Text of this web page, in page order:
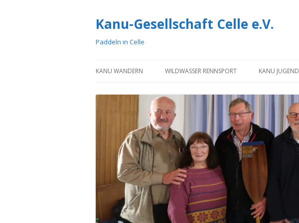
Kanu-Gesellschaft Celle e.V.
Paddeln in Celle
KANU WANDERN WILDWASSER RENNSPORT KANU JUGEND